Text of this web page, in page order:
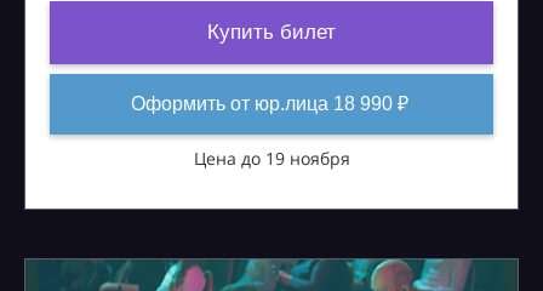
Купить билет
Оформить от юр.лица 18 990 ₽
Цена до 19 ноября